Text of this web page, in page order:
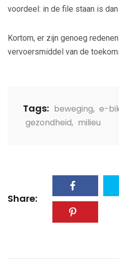
voordeel: in de file staan is
Kortom, er zijn genoeg
vervoersmiddel van de
Tags: beweging, e-
gezondheid, milieu
Share: